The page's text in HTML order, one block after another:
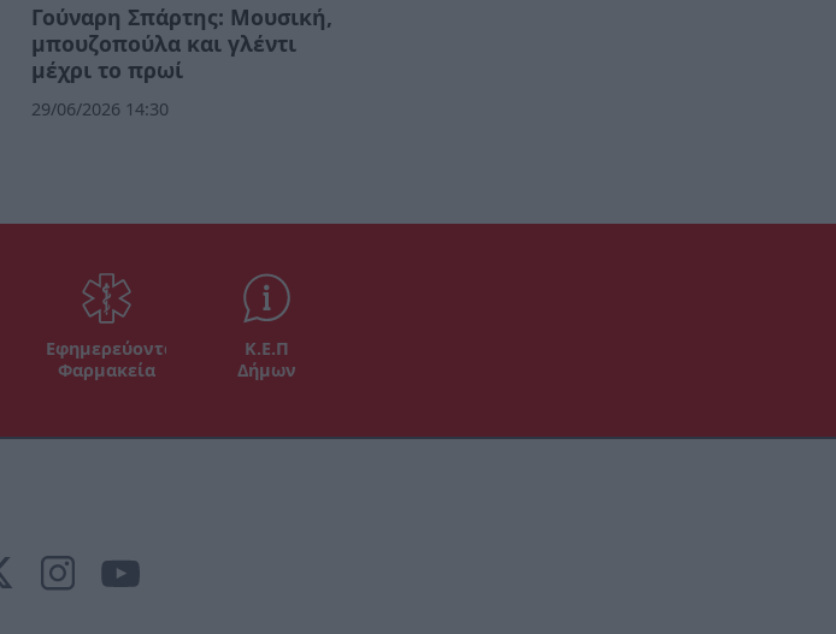
Γούναρη Σπάρτης: Μουσική,
μπουζοπούλα και γλέντι
μέχρι το πρωί
29/06/2026 14:30
Εφημερεύοντα
Φαρμακεία
Κ.Ε.Π
Δήμων